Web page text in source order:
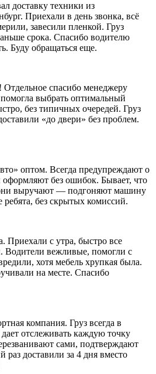
доставку техники из
Приехали в день звонка, всё
завесили пленкой. Груз
срока. Спасибо водителю
Буду обращаться еще.
спасибо менеджеру
выбрать оптимальный
без типичных очередей. Груз
«до двери» без проблем.
оптом. Всегда предупреждают о
оформляют без ошибок. Бывает, что
выручают — подгоняют машину
без скрытых комиссий.
Приехали с утра, быстро все
Водители вежливые, помогли с
хотя мебель хрупкая была.
на месте. Спасибо
компания. Груз всегда в
отслеживать каждую точку
сами, подтверждают
раз доставили за 4 дня вместо